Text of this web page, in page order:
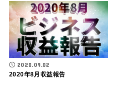
2020.09.02
2020年8月収益報告